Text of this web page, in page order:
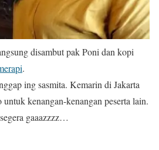
disambut pak Poni dan kopi
.
ing sasmita. Kemarin di Jakarta
kenangan-kenangan peserta lain.
gaaazzzz…